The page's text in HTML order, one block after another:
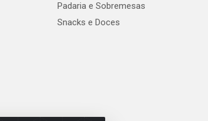
Padaria e Sobremesas
Snacks e Doces